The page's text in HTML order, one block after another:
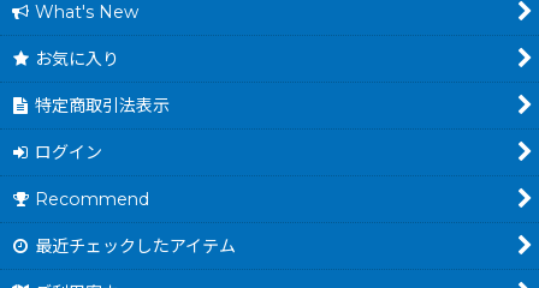
What's New
お気に入り
特定商取引法表示
ログイン
Recommend
最近チェックしたアイテム